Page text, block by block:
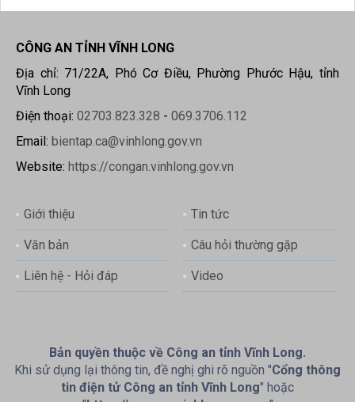
CÔNG AN TỈNH VĨNH LONG
Địa chỉ: 71/22A, Phó Cơ Điều, Phường Phước Hậu, tỉnh
Vĩnh Long
Điện thoại: 02703.823.328 - 069.3706.112
Email: bientap.ca@vinhlong.gov.vn
Website: https://congan.vinhlong.gov.vn
Giới thiệu Tin tức
Văn bản Câu hỏi thường gặp
Liên hệ - Hỏi đáp Video
Bản quyền thuộc về Công an tỉnh Vĩnh Long.
Khi sử dụng lại thông tin, đề nghị ghi rõ nguồn "Cổng thông
tin điện tử Công an tỉnh Vĩnh Long" hoặc